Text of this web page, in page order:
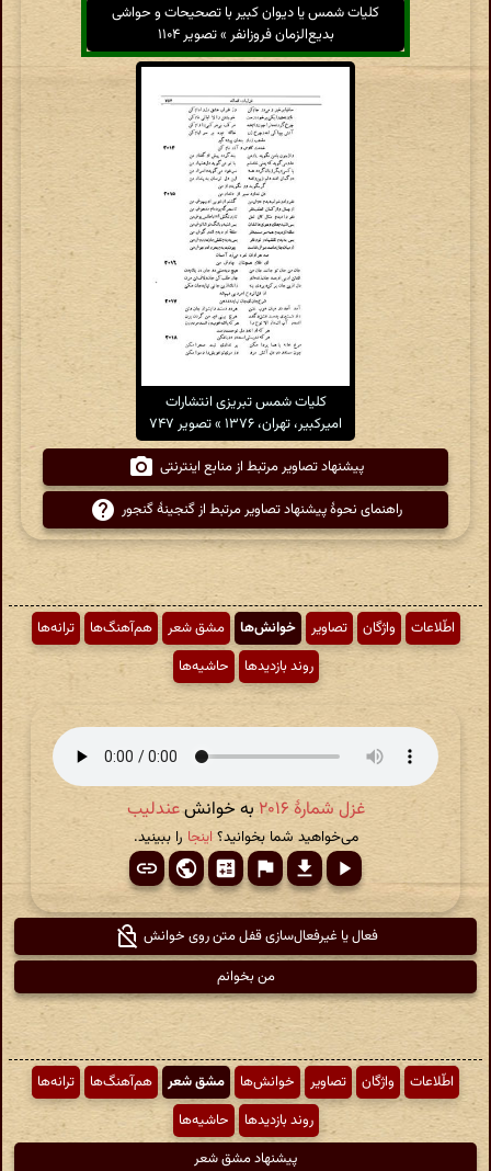
کلیات شمس یا دیوان کبیر با تصحیحات و حواشی
بدیع‌الزمان فروزانفر » تصویر ۱۱۰۴
کلیات شمس تبریزی انتشارات
امیرکبیر، تهران، ۱۳۷۶ » تصویر ۷۴۷
پیشنهاد تصاویر مرتبط از منابع اینترنتی
راهنمای نحوهٔ پیشنهاد تصاویر مرتبط از گنجینهٔ گنجور
اطّلاعات واژگان تصاویر خوانش‌ها مشق شعر هم‌آهنگ‌ها
ترانه‌ها
روند بازدیدها
حاشیه‌ها
غزل شمارهٔ ۲۰۱۶ به خوانشعندلیب
می‌خواهید شما بخوانید؟ اینجا را ببینید.
فعال یا غیرفعال‌سازی قفل متن روی خوانش
من بخوانم
اطّلاعات واژگان تصاویر خوانش‌ها مشق شعر هم‌آهنگ‌ها
ترانه‌ها
روند بازدیدها
حاشیه‌ها
پیشنهاد مشق شعر